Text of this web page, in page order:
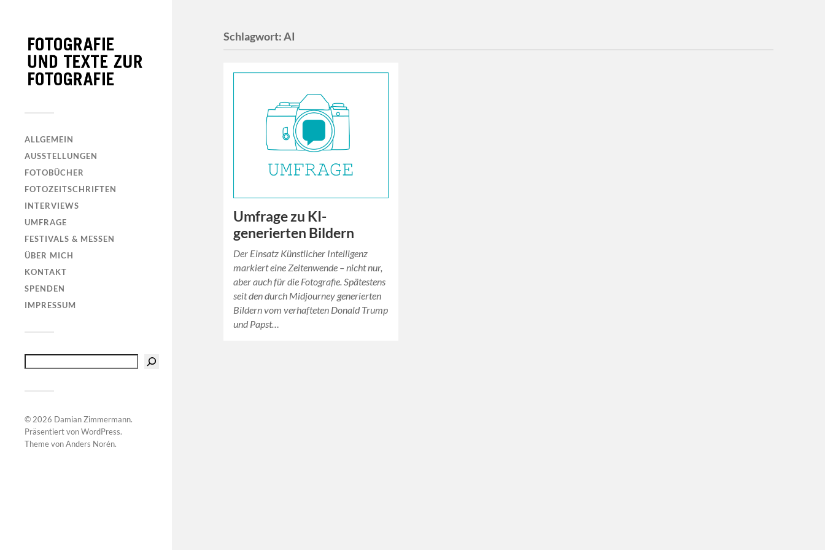
ALLGEMEIN
AUSSTELLUNGEN
FOTOBÜCHER
FOTOZEITSCHRIFTEN
INTERVIEWS
UMFRAGE
FESTIVALS & MESSEN
ÜBER MICH
KONTAKT
SPENDEN
IMPRESSUM
© 2026 Damian Zimmermann.
Präsentiert vonWordPress.
Theme vonAnders Norén.
Schlagwort:AI
Umfrage zu KI-
generierten Bildern
Der Einsatz Künstlicher Intelligenz
markiert eine Zeitenwende – nicht nur,
aber auch für die Fotografie. Spätestens
seit den durch Midjourney generierten
Bildern vom verhafteten Donald Trump
und Papst…